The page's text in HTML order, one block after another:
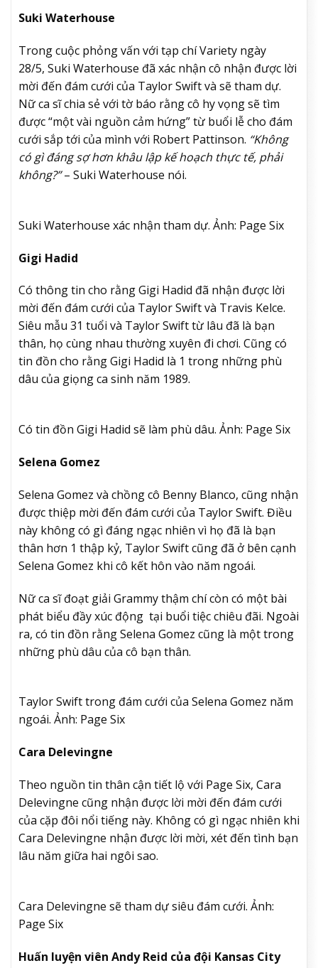
Suki Waterhouse
Trong cuộc phỏng vấn với tạp chí Variety ngày
28/5, Suki Waterhouse đã xác nhận cô nhận được lời
mời đến đám cưới của Taylor Swift và sẽ tham dự.
Nữ ca sĩchia sẻ với tờ báo rằng cô hy vọng sẽ tìm
được “một vài nguồn cảm hứng” từ buổi lễ cho đám
cưới sắp tới của mình với Robert Pattinson. “Không
có gì đáng sợ hơn khâu lập kế hoạch thực tế, phải
không?”– Suki Waterhouse nói.
Suki Waterhouse xác nhận tham dự. Ảnh: Page Six
Gigi Hadid
Có thông tin cho rằng Gigi Hadid đã nhận được lời
mời đến đám cưới của Taylor Swift và Travis Kelce.
Siêu mẫu 31 tuổi và Taylor Swift từ lâu đã là bạn
thân, họ cùng nhau thường xuyên đi chơi. Cũng có
tin đồn cho rằng Gigi Hadid là 1 trong những phù
dâu của giọng ca sinh năm 1989.
Có tin đồn Gigi Hadid sẽ làm phù dâu. Ảnh: Page Six
Selena Gomez
Selena Gomez và chồng cô Benny Blanco, cũng nhận
được thiệp mời đến đám cưới của Taylor Swift. Điều
này không có gì đáng ngạc nhiên vì họ đã là bạn
thân hơn 1 thập kỷ, TaylorSwift cũng đã ở bên cạnh
Selena Gomez khi cô kết hôn vào năm ngoái.
Nữ ca sĩ đoạt giải Grammy thậm chí còn có một bài
phát biểu đầy xúc động tại buổi tiệc chiêu đãi. Ngoài
ra, có tin đồn rằng Selena Gomez cũng là một trong
những phù dâu của cô bạn thân.
Taylor Swift trong đám cưới của Selena Gomez năm
ngoái. Ảnh: Page Six
Cara Delevingne
Theo nguồn tin thân cận tiết lộ với Page Six, Cara
Delevingne cũng nhận được lời mời đến đám cưới
của cặp đôi nổi tiếng này. Không có gì ngạc nhiên khi
Cara Delevingne nhận được lời mời, xét đến tình bạn
lâu năm giữa hai ngôi sao.
Cara Delevingne sẽ tham dự siêu đám cưới. Ảnh:
Page Six
Huấn luyện viên Andy Reid của đội Kansas City